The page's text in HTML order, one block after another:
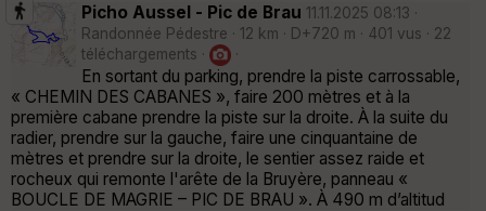
Picho Aussel - Pic de Brau 11.11.2025 08:13 ·
Randonnée Pédestre · 12 km · D+720 m · 401 vus · 22
téléchargements ·
·
En sortant du parking, prendre la piste carrossable,
« CHEMIN DES CABANES », faire 200 mètres et à la
première cabane prendre la piste sur la droite. À la suite du
radier, prendre sur la gauche, faire une cinquantaine de
mètres et prendre sur la droite, le sentier assez raide et
rocheux qui remonte l'arête de la Bruyère, panneau «
BOUCLE DE MAGRIE – PIC DE BRAU ». À 490 m d’altitud